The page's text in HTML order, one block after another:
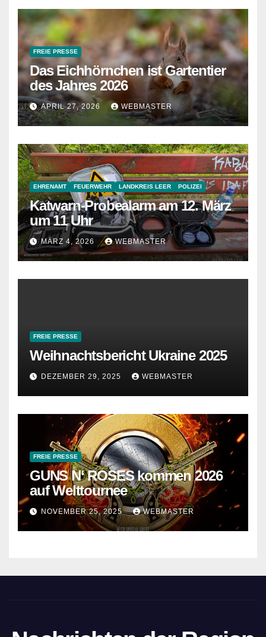
FREIE PRESSE
Das Eichhörnchen ist Gartentier
des Jahres 2026
APRIL 27, 2026 WEBMASTER
EHRENAMT FEUERWEHR LANDKREIS LEER POLIZEI
Katwarn-Probealarm am 12. März
um 11 Uhr
MÄRZ 4, 2026 WEBMASTER
FREIE PRESSE
Weihnachtsbericht Ukraine 2025
DEZEMBER 29, 2025 WEBMASTER
FREIE PRESSE
GUNS N‘ ROSES kommen 2026
auf Welttournee
NOVEMBER 25, 2025 WEBMASTER